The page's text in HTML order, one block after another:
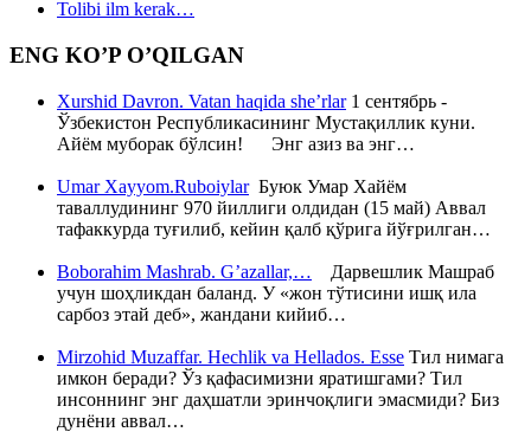
Tolibi ilm kerak…
ENG KO’P O’QILGAN
Xurshid Davron. Vatan haqida she’rlar1 сентябрь -
Ўзбекистон Республикасининг Мустақиллик куни.
Айём муборак бўлсин! Энг азиз ва энг…
Umar Xayyom.RuboiylarБуюк Умар Хайём
таваллудининг 970 йиллиги олдидан (15 май) Аввал
тафаккурда туғилиб, кейин қалб қўрига йўғрилган…
Boborahim Mashrab. G’azallar,… Дарвешлик Машраб
учун шоҳликдан баланд. У «жон тўтисини ишқ ила
сарбоз этай деб», жандани кийиб…
Mirzohid Muzaffar. Hechlik va Hellados. Esse Тил нимага
имкон беради? Ўз қафасимизни яратишгами? Тил
инсоннинг энг даҳшатли эринчоқлиги эмасмиди? Биз
дунёни аввал…